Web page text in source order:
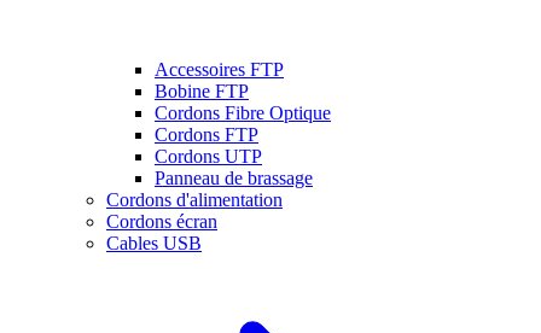
Accessoires FTP
Bobine FTP
Cordons Fibre Optique
Cordons FTP
Cordons UTP
Panneau de brassage
Cordons d'alimentation
Cordons écran
Cables USB